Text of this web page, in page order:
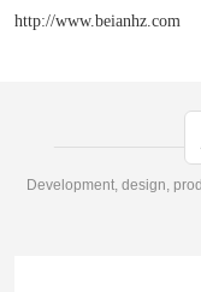
http://www.beianhz.com